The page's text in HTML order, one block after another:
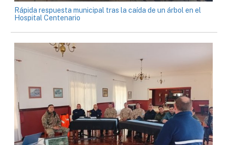
Rápida respuesta municipal tras la caída de un árbol en el
Hospital Centenario